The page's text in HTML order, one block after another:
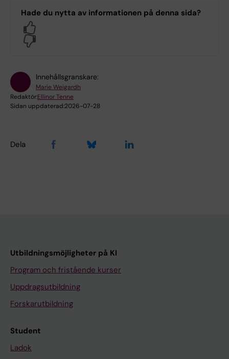
Hade du nytta av informationen på denna sida?
Innehållsgranskare:
Marie Weigardh
Redaktör:Ellinor Tenne
Sidan uppdaterad:2026-07-28
Dela
Utbildningsmöjligheter på KI
Program och fristående kurser
Uppdragsutbildning
Forskarutbildning
Student
Ladok